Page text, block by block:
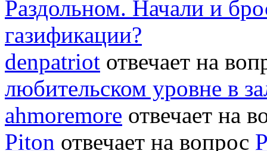
Раздольном. Начали и
газификации?
denpatriot отвечает на
любительском уровне в
ahmoremore отвечает на
Piton отвечает на вопрос